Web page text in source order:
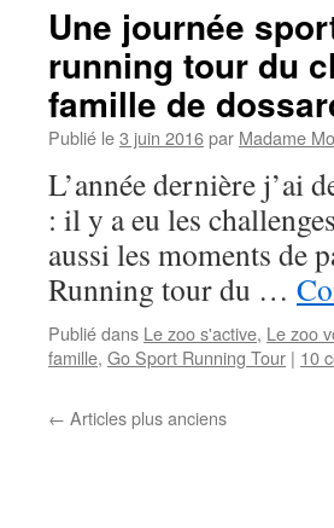
Une journée
running tour du
famille de
Publié le3 juin 2016par Madame
L’année dernière j’ai
: il y a eu les
aussi les moments de
Running tour du …
Publié dans Le zoo s'active, Le zoo
famille, Go Sport Running Tour | 10
← Articles plus anciens